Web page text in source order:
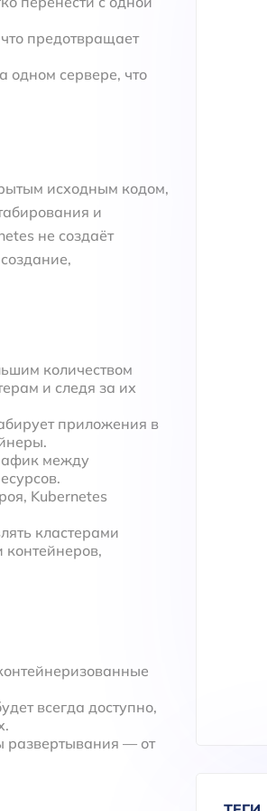
предотвращает
одном сервере, что
исходным кодом,
и
не создаёт
количеством
и следя за их
приложения в
между
Kubernetes
кластерами
контейнеров,
всегда доступно,
развертывания — от